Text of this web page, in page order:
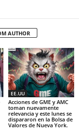
AUTHOR
EE.UU
Acciones de GME y AMC
toman nuevamente
relevancia y este lunes se
dispararon en la Bolsa de
Valores de Nueva York.